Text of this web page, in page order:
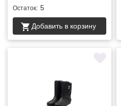
Остаток: 5
Добавить в корзину